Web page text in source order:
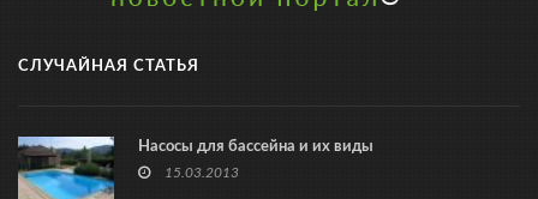
СЛУЧАЙНАЯ СТАТЬЯ
Насосы для бассейна и их виды
15.03.2013